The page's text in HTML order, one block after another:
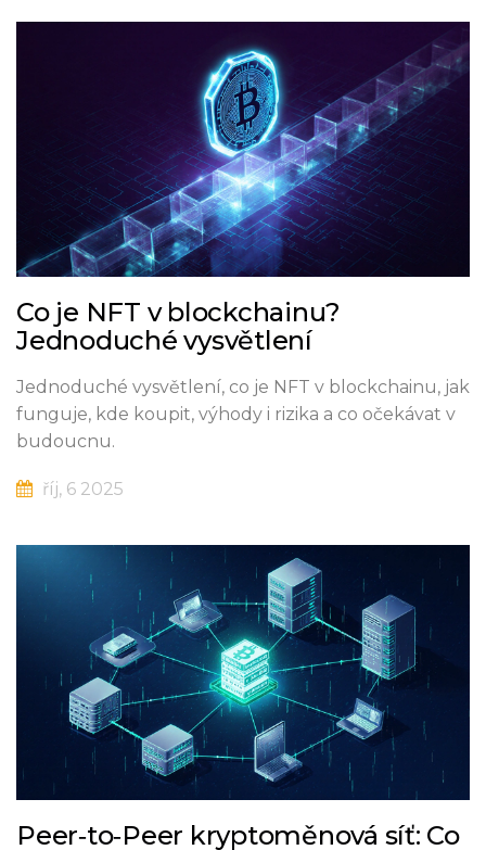
Co je NFT v blockchainu?
Jednoduché vysvětlení
Jednoduché vysvětlení, co je NFT v blockchainu, jak
funguje, kde koupit, výhody i rizika a co očekávat v
budoucnu.
říj, 6 2025
Peer‑to‑Peer kryptoměnová síť: Co